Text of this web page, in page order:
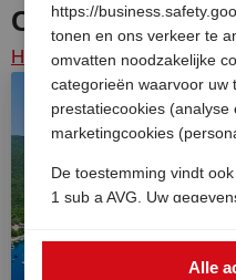
Camping Marina
Home / Kroatie / Istrie /
https://
tonen en ons verkeer te
omvatten noodzakelijke
categorieën waarvoor uw
prestatiecookies (analyse
marketingcookies
De toestemming vindt
1 sub a AVG. Uw
In dat geval kan het hoge
gegevensbescherming
Alle